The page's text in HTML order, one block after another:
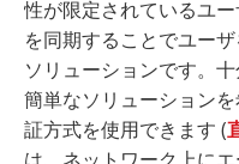
性が限定されているユ
を同期することでユー
ソリューションです。
簡単なソリューション
証方式を使用できます (